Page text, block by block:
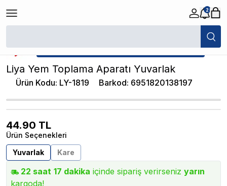
2
/ Liya Yem Toplama Aparatı
★ Atakan Petshop, Liya yetkili satıcısıdır.
Liya Yem Toplama Aparatı Yuvarlak
Ürün Kodu: LY-1819 Barkod: 6951820138197
44.90 TL
Ürün Seçenekleri
Yuvarlak
Kare
22 saat 17 dakika içinde sipariş verirseniz yarın
kargoda!